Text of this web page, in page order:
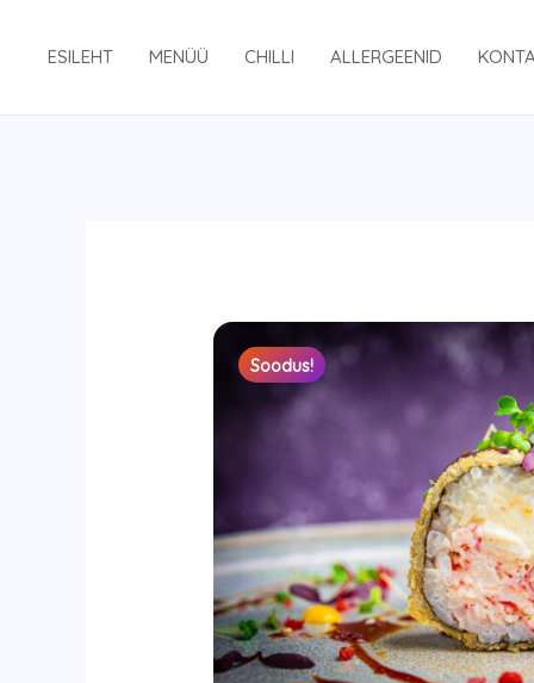
ESILEHT MENÜÜ CHILLI ALLERGEENID
Soodus!